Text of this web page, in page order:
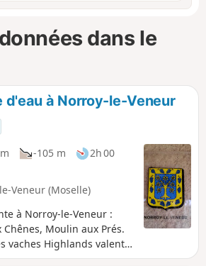
dans le
d'eau à Norroy-le-Veneur
-105 m
2h 00
Veneur (Moselle)
à Norroy-le-Veneur :
Moulin aux Prés.
vaches Highlands valent